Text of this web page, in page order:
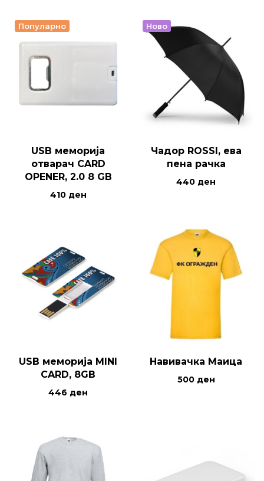
Популарно
USB меморија
отварач CARD
OPENER, 2.0 8 GB
410 ден
Ново
Чадор ROSSI, ева
пена рачка
440 ден
USB меморија MINI
CARD, 8GB
446 ден
Навивачка Маица
500 ден